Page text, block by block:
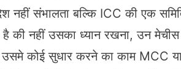
नहीं संभालता बल्कि ICC की एक
है की नहीं उसका ध्यान रखना, उन
उसमे कोई सुधार करने का काम